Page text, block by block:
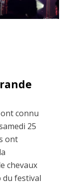
connu
25
ont
chevaux
du festival